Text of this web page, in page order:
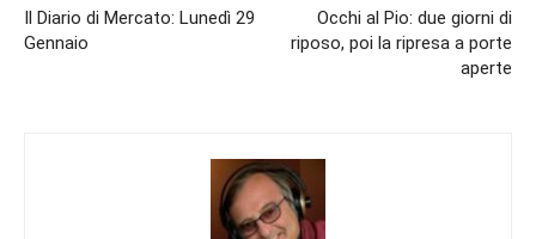
Il Diario di Mercato: Lunedì 29
Gennaio
Occhi al Pio: due giorni di
riposo, poi la ripresa a porte
aperte